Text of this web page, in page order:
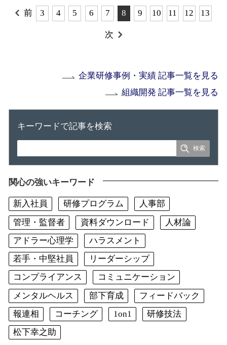
前 3 4 5 6 7 8 9 10 11 12 13
次
企業研修事例・実績 記事一覧を見る
組織開発 記事一覧を見る
キーワードで記事を検索
関心の強いキーワード
新入社員 研修プログラム
人事部
管理・監督者
資料ダウンロード
人材論
アドラー心理学
ハラスメント
若手・中堅社員
リーダーシップ
コンプライアンス
コミュニケーション
メンタルヘルス
部下育成
フィードバック
報連相
コーチング 1on1
研修技法
松下幸之助